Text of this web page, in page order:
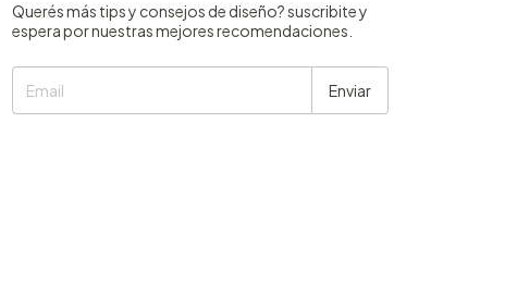
Querés más tips y consejos de diseño? suscribite y
espera por nuestras mejores recomendaciones.